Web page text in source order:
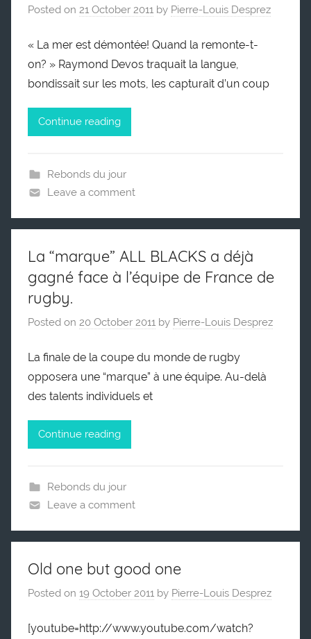
Posted on 21 October 2011 by Pierre-Louis Desprez
« La mer est démontée! Quand la remonte-t-
on? » Raymond Devos traquait la langue,
bondissait sur les mots, les capturait d’un coup
Continue reading
Rebonds du jour
Leave a comment
La “marque” ALL BLACKS a déjà
gagné face à l’équipe de France de
rugby.
Posted on 20 October 2011 by Pierre-Louis Desprez
La finale de la coupe du monde de rugby
opposera une “marque” à une équipe. Au-delà
des talents individuels et
Continue reading
Rebonds du jour
Leave a comment
Old one but good one
Posted on 19 October 2011 by Pierre-Louis Desprez
[youtube=http://www.youtube.com/watch?